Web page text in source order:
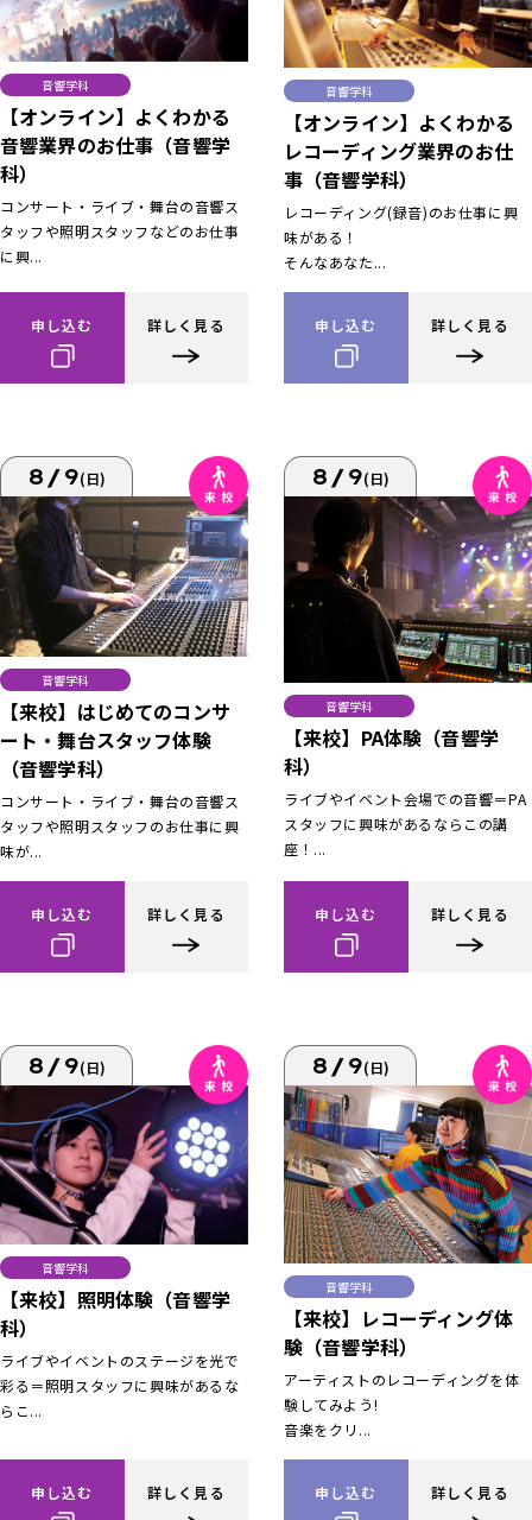
音響学科
【オンライン】よくわかる
音響業界のお仕事（音響学
科）
コンサート・ライブ・舞台の音響ス
タッフや照明スタッフなどのお仕事
に興...
申し込む 詳しく見る
音響学科
【オンライン】よくわかる
レコーディング業界のお仕
事（音響学科）
レコーディング(録音)のお仕事に興
味がある！
そんなあなた...
申し込む 詳しく見る
8/9(日)
音響学科
【来校】はじめてのコンサ
ート・舞台スタッフ体験
（音響学科）
コンサート・ライブ・舞台の音響ス
タッフや照明スタッフのお仕事に興
味が...
申し込む 詳しく見る
8/9(日)
音響学科
【来校】PA体験（音響学
科）
ライブやイベント会場での音響＝PA
スタッフに興味があるならこの講
座！...
申し込む 詳しく見る
8/9(日)
音響学科
【来校】照明体験（音響学
科）
ライブやイベントのステージを光で
彩る＝照明スタッフに興味があるな
らこ...
申し込む 詳しく見る
8/9(日)
音響学科
【来校】レコーディング体
験（音響学科）
アーティストのレコーディングを体
験してみよう!
音楽をクリ...
申し込む 詳しく見る